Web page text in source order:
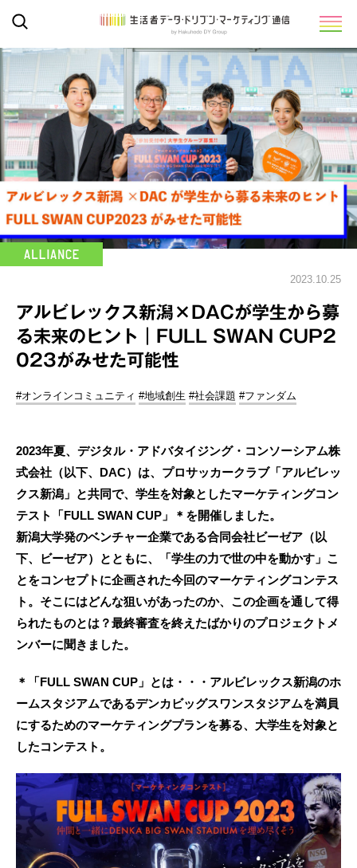
2023.10.25
アルビレックス新潟×DACが学生から募
る未来のヒント｜FULL SWAN CUP2
023がみせた可能性
#オンラインコミュニティ #地域創生 #社会課題 #ファンダム
2023年夏、デジタル・アドバタイジング・コンソーシアム株
式会社（以下、DAC）は、プロサッカークラブ「アルビレッ
クス新潟」と共同で、学生を対象としたマーケティングコン
テスト「FULL SWAN CUP」＊を開催しました。
新潟大学発のベンチャー企業である合同会社ビーゼア（以
下、ビーゼア）とともに、「学生の力で世の中を動かす」こ
とをコンセプトに企画された今回のマーケティングコンテス
ト。そこにはどんな狙いがあったのか、この企画を通して得
られたものとは？最終審査を終えたばかりのプロジェクトメ
ンバーに聞きました。
＊「FULL SWAN CUP」とは・・・アルビレックス新潟のホ
ームスタジアムであるデンカビッグスワンスタジアムを満員
にするためのマーケティングプランを募る、大学生を対象と
したコンテスト。